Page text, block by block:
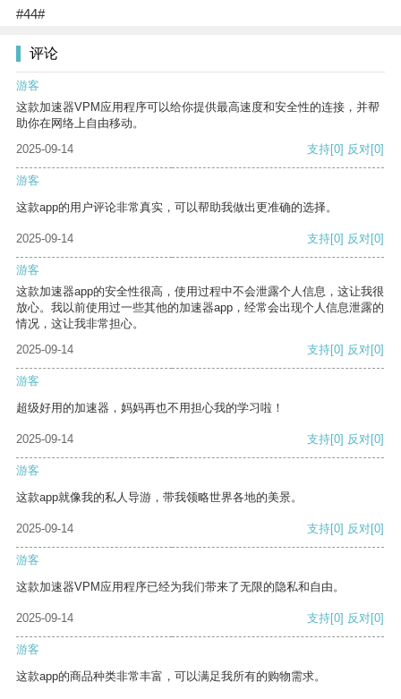
#44#
评论
游客
这款加速器VPM应用程序可以给你提供最高速度和安全性的连接，并帮
助你在网络上自由移动。
2025-09-14
支持[0] 反对[0]
游客
这款app的用户评论非常真实，可以帮助我做出更准确的选择。
2025-09-14 支持[0] 反对[0]
游客
这款加速器app的安全性很高，使用过程中不会泄露个人信息，这让我很
放心。我以前使用过一些其他的加速器app，经常会出现个人信息泄露的
情况，这让我非常担心。
2025-09-14
支持[0] 反对[0]
游客
超级好用的加速器，妈妈再也不用担心我的学习啦！
2025-09-14 支持[0] 反对[0]
游客
这款app就像我的私人导游，带我领略世界各地的美景。
2025-09-14 支持[0] 反对[0]
游客
这款加速器VPM应用程序已经为我们带来了无限的隐私和自由。
2025-09-14 支持[0] 反对[0]
游客
这款app的商品种类非常丰富，可以满足我所有的购物需求。